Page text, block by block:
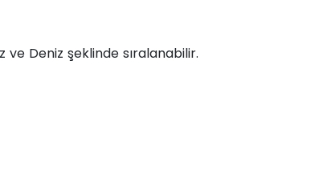
ve Deniz şeklinde sıralanabilir.